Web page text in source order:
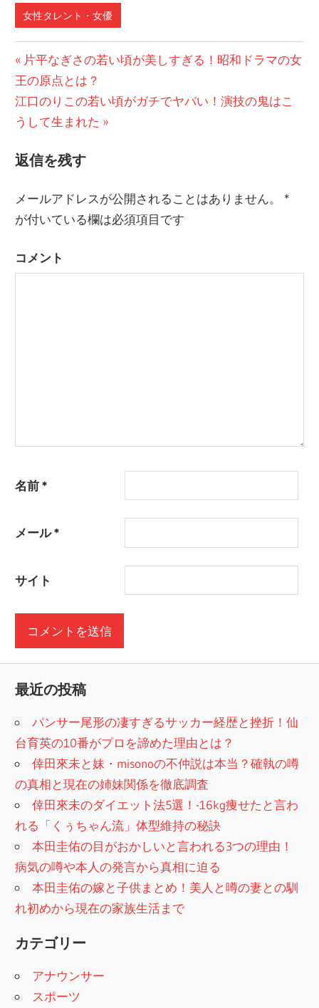
女性タレント・女優
投
稿
ナ
ビ
ゲ
ー
ョ
前
の
記
事:
片平なぎさの若い頃が美しすぎる！昭和ドラマの女
王の原点とは？
次
の
事:
江口のりこの若い頃がガチでヤバい！演技の鬼はこ
うして生まれた
返信を残す
メールアドレスが公開されることはありません。
*
が付いている欄は必須項目です
コメント
名前*
メール*
サイト
最近の投稿
パンサー尾形の凄すぎるサッカー経歴と挫折！仙
台育英の10番がプロを諦めた理由とは？
倖田來未と妹・misonoの不仲説は本当？確執の噂
の真相と現在の姉妹関係を徹底調査
倖田來未のダイエット法5選！-16kg痩せたと言わ
れる「くぅちゃん流」体型維持の秘訣
本田圭佑の目がおかしいと言われる3つの理由！
病気の噂や本人の発言から真相に迫る
本田圭佑の嫁と子供まとめ！美人と噂の妻との馴
れ初めから現在の家族生活まで
カテゴリー
アナウンサー
スポーツ